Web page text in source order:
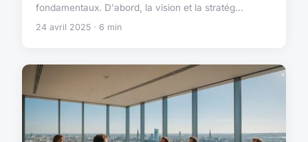
fondamentaux. D'abord, la vision et la stratég...
24 avril 2025 · 6 min